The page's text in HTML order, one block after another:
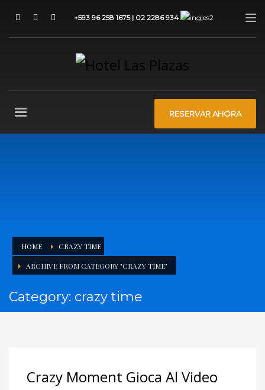
+593 96 258 1675 | 02 2286 934
RESERVAR AHORA
HOME CRAZY TIME
ARCHIVE FROM CATEGORY "CRAZY TIME"
Category: crazy time
Crazy Moment Gioca Al Video